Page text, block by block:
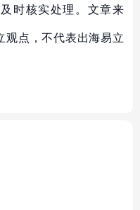
时核实处理。文章来
观点，不代表出海易立